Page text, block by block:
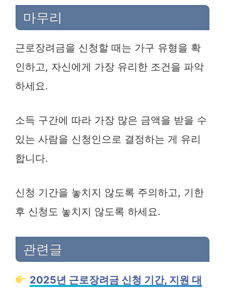
마무리
근로장려금을 신청할 때는 가구 유형을 확
인하고, 자신에게 가장 유리한 조건을 파악
하세요.
소득 구간에 따라 가장 많은 금액을 받을 수
있는 사람을 신청인으로 결정하는 게 유리
합니다.
신청 기간을 놓치지 않도록 주의하고, 기한
후 신청도 놓치지 않도록 하세요.
관련글
2025년 근로장려금 신청 기간, 지원 대